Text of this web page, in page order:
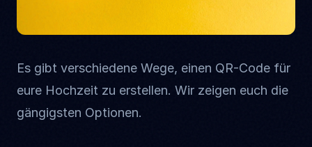
Es gibt verschiedene Wege, einen QR-Code für
eure Hochzeit zu erstellen. Wir zeigen euch die
gängigsten Optionen.